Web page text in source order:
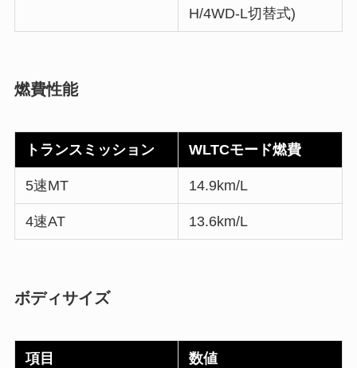
H/4WD-L切替式)
燃費性能
トランスミッション WLTCモード燃費
5速MT 14.9km/L
4速AT 13.6km/L
ボディサイズ
項目 数値